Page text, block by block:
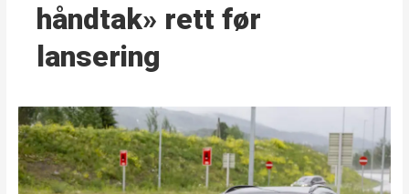
håndtak» rett før
lansering